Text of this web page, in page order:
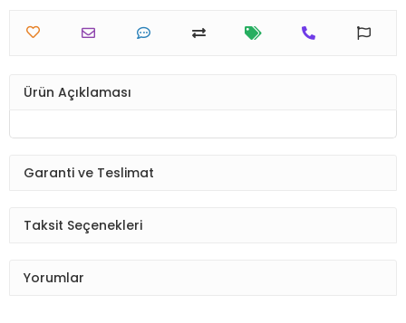
Ürün Açıklaması
Garanti ve Teslimat
Taksit Seçenekleri
Yorumlar